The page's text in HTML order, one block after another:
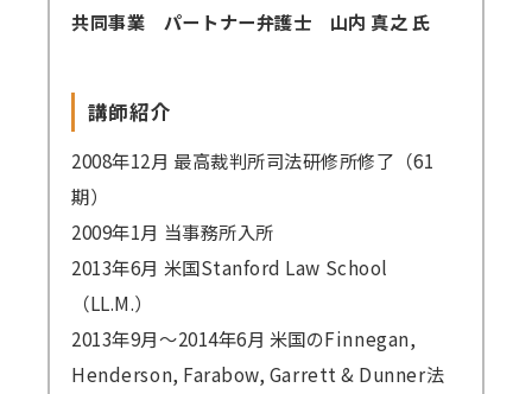
商品企画リクエスト
セミナー会場アクセス
共同事業 パートナー弁護士 山内 真之 氏
講師紹介
2008年12月 最高裁判所司法研修所修了（61
期）
2009年1月 当事務所入所
2013年6月 米国Stanford Law School
（LL.M.）
2013年9月～2014年6月 米国のFinnegan,
Henderson, Farabow, Garrett & Dunner法